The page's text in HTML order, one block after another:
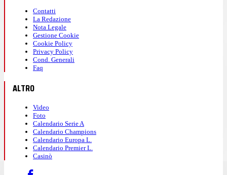
Contatti
La Redazione
Nota Legale
Gestione Cookie
Cookie Policy
Privacy Policy
Cond. Generali
Faq
ALTRO
Video
Foto
Calendario Serie A
Calendario Champions
Calendario Europa L.
Calendario Premier L.
Casinò